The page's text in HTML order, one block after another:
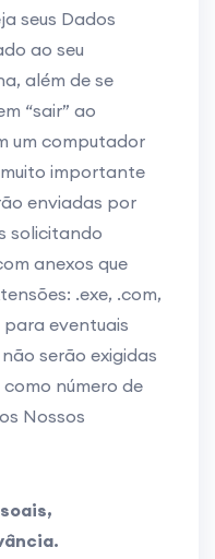
seus Dados
ao seu
além de se
“sair” ao
um computador
importante
enviadas por
solicitando
anexos que
.exe, .com,
eventuais
serão exigidas
número de
Nossos